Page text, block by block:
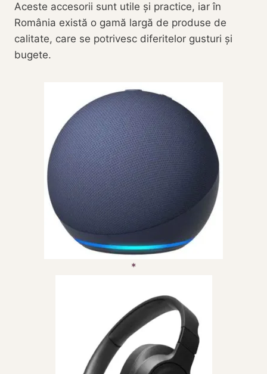
Aceste accesorii sunt utile și practice, iar în
România există o gamă largă de produse de
calitate, care se potrivesc diferitelor gusturi și
bugete.